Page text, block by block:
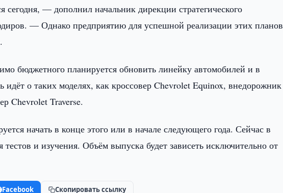
— дополнил начальник дирекции стратегического
— Однако предприятию для успешной реализации этих планов
бюджетного планируется обновить линейку автомобилей и в
идёт о таких моделях, как кроссовер Chevrolet Equinox, внедорожник
Chevrolet Traverse.
начать в конце этого или в начале следующего года. Сейчас в
тестов и изучения. Объём выпуска будет зависеть исключительно от
Facebook Скопировать ссылку